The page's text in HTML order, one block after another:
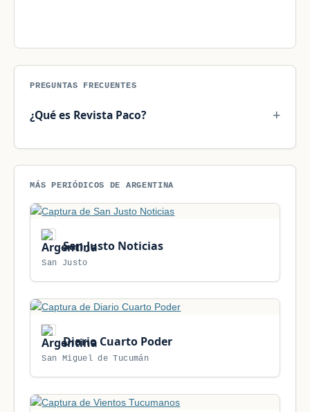
PREGUNTAS FRECUENTES
¿Qué es Revista Paco?
MÁS PERIÓDICOS DE ARGENTINA
San Justo Noticias
San Justo
Diario Cuarto Poder
San Miguel de Tucumán